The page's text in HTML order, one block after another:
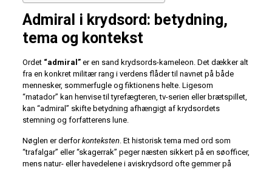
Admiral i krydsord: betydning,
tema og kontekst
Ordet “admiral”er en sand krydsords-kameleon. Det dækker alt
fra en konkret militær rang i verdens flåder til navnet på både
mennesker, sommerfugle og fiktionens helte. Ligesom
“matador” kan henvise til tyrefægteren, tv-serien eller brætspillet,
kan “admiral” skifte betydning afhængigt af krydsordets
stemning og forfatterens lune.
Nøglen er derforkonteksten. Et historisk tema med ord som
“trafalgar” eller “skagerrak” peger næsten sikkert på en søofficer,
mens natur- eller havedelene i aviskrydsord ofte gemmer på